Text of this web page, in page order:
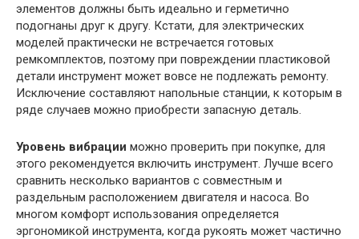
элементов должны быть идеально и герметично
подогнаны друг к другу. Кстати, для электрических
моделей практически не встречается готовых
ремкомплектов, поэтому при повреждении пластиковой
детали инструмент может вовсе не подлежать ремонту.
Исключение составляют напольные станции, к которым в
ряде случаев можно приобрести запасную деталь.
Уровень вибрации можно проверить при покупке, для
этого рекомендуется включить инструмент. Лучше всего
сравнить несколько вариантов с совместным и
раздельным расположением двигателя и насоса. Во
многом комфорт использования определяется
эргономикой инструмента, когда рукоять может частично